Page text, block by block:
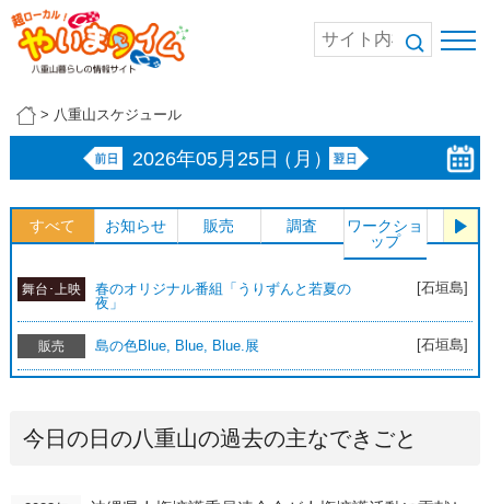
> 八重山スケジュール
2026年05月25日（月）
すべて お知らせ 販売 調査
ワークショ
ップ
体験
舞台･上映
春のオリジナル番組「うりずんと若夏の
夜」
[石垣島]
販売 島の色Blue, Blue, Blue.展 [石垣島]
今日の日の八重山の過去の主なできごと